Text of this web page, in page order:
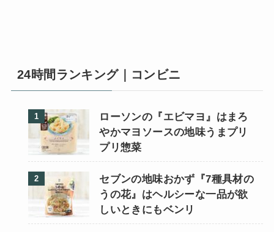
24時間ランキング｜コンビニ
ローソンの『エビマヨ』はまろ
やかマヨソースの地味うまプリ
プリ惣菜
セブンの地味おかず『7種具材の
うの花』はヘルシーな一品が欲
しいときにもベンリ